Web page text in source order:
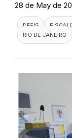
28 de May de
DEFIS
RIO DE JANEIRO